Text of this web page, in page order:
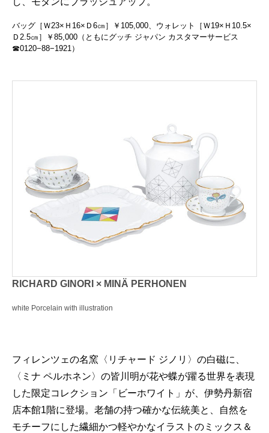
バッグ［Ｗ23×Ｈ16×Ｄ6㎝］￥105,000、ウォレット［Ｗ19×Ｈ10.5×
Ｄ2.5㎝］￥85,000（ともにグッチ ジャパン カスタマーサービス
☎︎0120−88−1921）
RICHARD GINORI × MINÄ PERHONEN
white Porcelain with illustration
フィレンツェの名窯〈リチャード ジノリ〉の白磁に、
〈ミナ ペルホネン〉の皆川明が花や蝶が躍る世界を表現
した限定コレクション「ビーホワイト」が、伊勢丹新宿
店本館1階に登場。老舗の持つ確かな伝統美と、自然を
モチーフにした繊細かつ軽やかなイラストのミックス＆